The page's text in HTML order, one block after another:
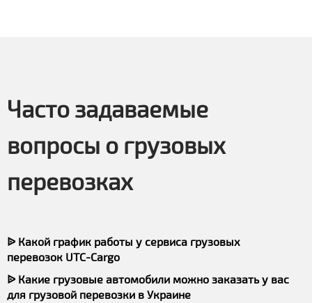
Часто задаваемые
вопросы о грузовых
перевозках
ᐉ Какой график работы у сервиса грузовых
перевозок UTC-Cargo
ᐉ Какие грузовые автомобили можно заказать у вас
для грузовой перевозки в Украине